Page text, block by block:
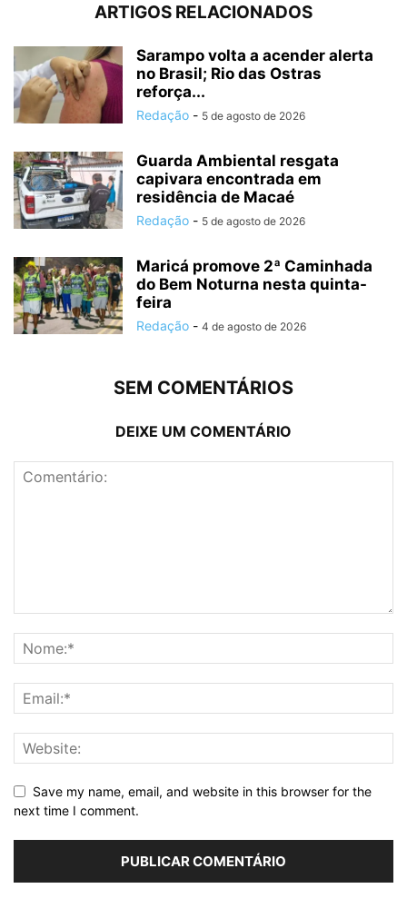
ARTIGOS RELACIONADOS
Sarampo volta a acender alerta
no Brasil; Rio das Ostras
reforça...
Redação - 5 de agosto de 2026
Guarda Ambiental resgata
capivara encontrada em
residência de Macaé
Redação - 5 de agosto de 2026
Maricá promove 2ª Caminhada
do Bem Noturna nesta quinta-
feira
Redação - 4 de agosto de 2026
SEM COMENTÁRIOS
DEIXE UM COMENTÁRIO
Save my name, email, and website in this browser for the
next time I comment.